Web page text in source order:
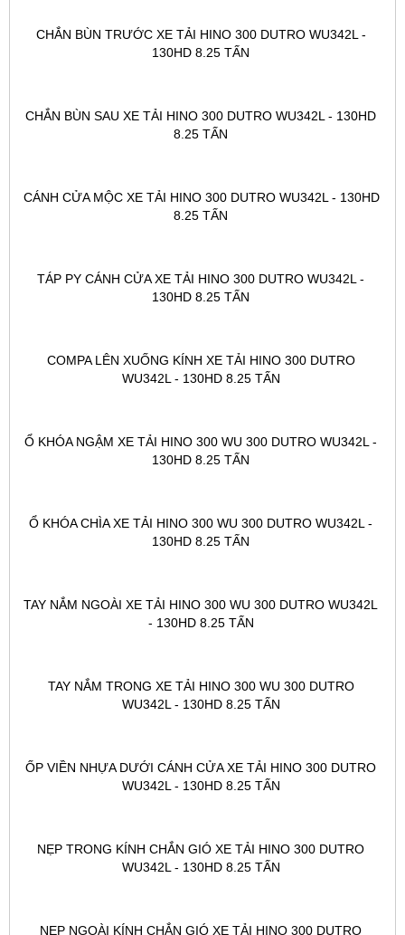
CHẮN BÙN TRƯỚC XE TẢI HINO 300 DUTRO WU342L -
130HD 8.25 TẤN
CHẮN BÙN SAU XE TẢI HINO 300 DUTRO WU342L - 130HD
8.25 TẤN
CÁNH CỬA MỘC XE TẢI HINO 300 DUTRO WU342L - 130HD
8.25 TẤN
TÁP PY CÁNH CỬA XE TẢI HINO 300 DUTRO WU342L -
130HD 8.25 TẤN
COMPA LÊN XUỐNG KÍNH XE TẢI HINO 300 DUTRO
WU342L - 130HD 8.25 TẤN
Ổ KHÓA NGẬM XE TẢI HINO 300 WU 300 DUTRO WU342L -
130HD 8.25 TẤN
Ổ KHÓA CHÌA XE TẢI HINO 300 WU 300 DUTRO WU342L -
130HD 8.25 TẤN
TAY NẮM NGOÀI XE TẢI HINO 300 WU 300 DUTRO WU342L
- 130HD 8.25 TẤN
TAY NẮM TRONG XE TẢI HINO 300 WU 300 DUTRO
WU342L - 130HD 8.25 TẤN
ỐP VIỀN NHỰA DƯỚI CÁNH CỬA XE TẢI HINO 300 DUTRO
WU342L - 130HD 8.25 TẤN
NẸP TRONG KÍNH CHẮN GIÓ XE TẢI HINO 300 DUTRO
WU342L - 130HD 8.25 TẤN
NẸP NGOÀI KÍNH CHẮN GIÓ XE TẢI HINO 300 DUTRO